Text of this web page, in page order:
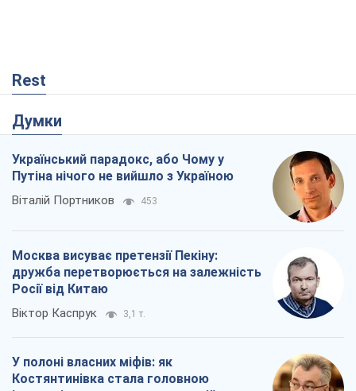
Rest
Думки
Український парадокс, або Чому у
Путіна нічого не вийшло з Україною
Віталій Портников 453
Москва висуває претензії Пекіну:
дружба перетворюється на залежність
Росії від Китаю
Віктор Каспрук 3,1 т.
У полоні власних міфів: як
Костянтинівка стала головною